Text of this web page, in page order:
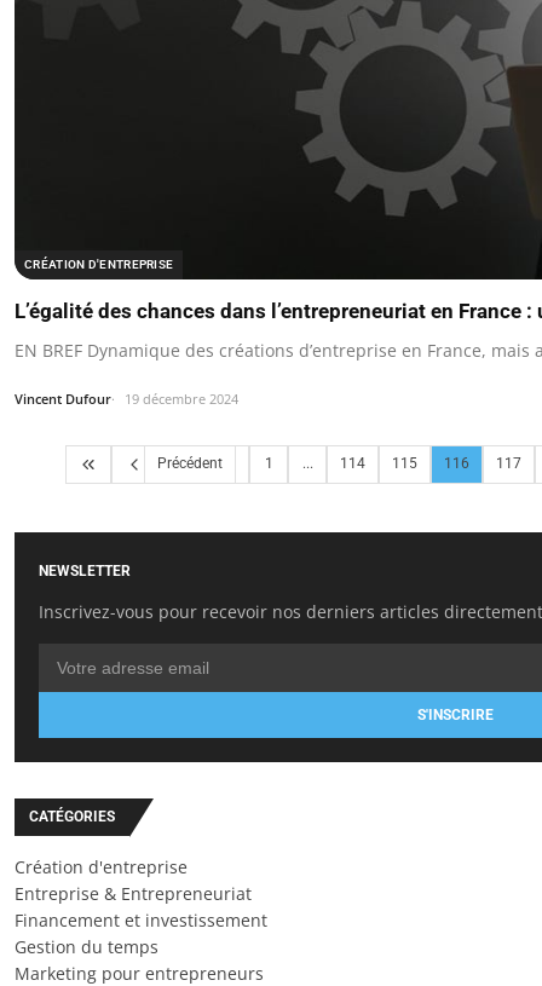
CRÉATION D'ENTREPRISE
L’égalité des chances dans l’entrepreneuriat en France
EN BREF Dynamique des créations d’entreprise en France, mais
Vincent Dufour 19 décembre 2024
Précédent 1 ... 114 115 116 117
NEWSLETTER
Inscrivez-vous pour recevoir nos derniers articles
S'INSCRIRE
CATÉGORIES
Création d'entreprise
Entreprise & Entrepreneuriat
Financement et investissement
Gestion du temps
Marketing pour entrepreneurs